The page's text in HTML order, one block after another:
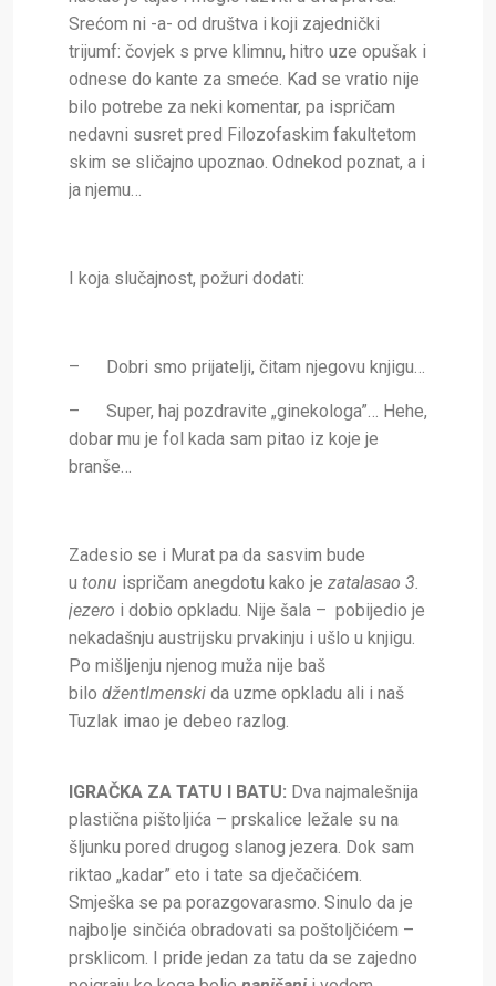
Srećom ni -a- od društva i koji zajednički
trijumf: čovjek s prve klimnu, hitro uze opušak i
odnese do kante za smeće. Kad se vratio nije
bilo potrebe za neki komentar, pa ispričam
nedavni susret pred Filozofaskim fakultetom
skim se sličajno upoznao. Odnekod poznat, a i
ja njemu…
I koja slučajnost, požuri dodati:
– Dobri smo prijatelji, čitam njegovu knjigu…
– Super, haj pozdravite „ginekologa”… Hehe,
dobar mu je fol kada sam pitao iz koje je
branše…
Zadesio se i Murat pa da sasvim bude
u tonu ispričam anegdotu kako je zatalasao 3.
jezero i dobio opkladu. Nije šala – pobijedio je
nekadašnju austrijsku prvakinju i ušlo u knjigu.
Po mišljenju njenog muža nije baš
bilo džentlmenski da uzme opkladu ali i naš
Tuzlak imao je debeo razlog.
IGRAČKA ZA TATU I BATU: Dva najmalešnija
plastična pištoljića – prskalice ležale su na
šljunku pored drugog slanog jezera. Dok sam
riktao „kadar” eto i tate sa dječačićem.
Smješka se pa porazgovarasmo. Sinulo da je
najbolje sinčića obradovati sa poštoljčićem –
prsklicom. I pride jedan za tatu da se zajedno